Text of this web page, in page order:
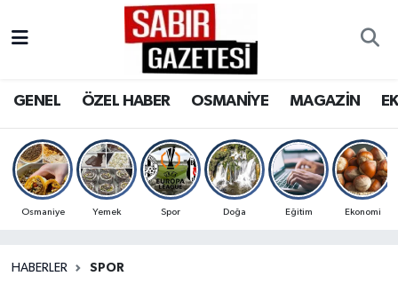
GENEL ÖZEL HABER OSMANİYE MAGAZİN
Osmaniye Yemek Spor Doğa Eğitim Ekonomi
HABERLER SPOR
OSMANİYE
MAGAZİN
Osmaniye Nöbetçi Eczaneler
Osmaniye Trafik Yoğunluk Haritası
Süper Lig Puan Durumu ve Fikstür